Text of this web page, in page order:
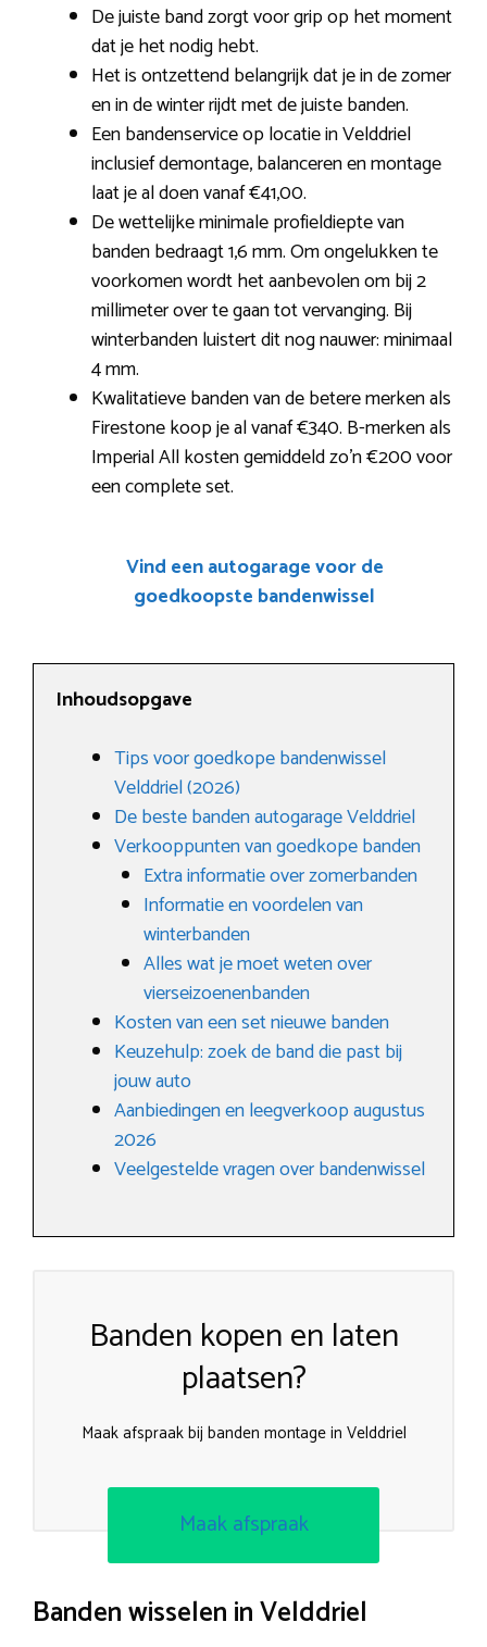
De juiste band zorgt voor grip op het moment
dat je het nodig hebt.
Het is ontzettend belangrijk dat je in de zomer
en in de winter rijdt met de juiste banden.
Een bandenservice op locatie in Velddriel
inclusief demontage, balanceren en montage
laat je al doen vanaf €41,00.
De wettelijke minimale profieldiepte van
banden bedraagt 1,6 mm. Om ongelukken te
voorkomen wordt het aanbevolen om bij 2
millimeter over te gaan tot vervanging. Bij
winterbanden luistert dit nog nauwer: minimaal
4 mm.
Kwalitatieve banden van de betere merken als
Firestone koop je al vanaf €340. B-merken als
Imperial All kosten gemiddeld zo’n €200 voor
een complete set.
Vind een autogarage voor de
goedkoopste bandenwissel
Inhoudsopgave
Tips voor goedkope bandenwissel
Velddriel (2026)
De beste banden autogarage Velddriel
Verkooppunten van goedkope banden
Extra informatie over zomerbanden
Informatie en voordelen van
winterbanden
Alles wat je moet weten over
vierseizoenenbanden
Kosten van een set nieuwe banden
Keuzehulp: zoek de band die past bij
jouw auto
Aanbiedingen en leegverkoop augustus
2026
Veelgestelde vragen over bandenwissel
Banden kopen en laten
plaatsen?
Maak afspraak bij banden montage in Velddriel
Maak afspraak
Banden wisselen in Velddriel